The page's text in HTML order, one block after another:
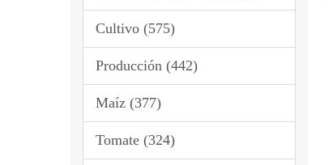
Cultivo (575)
Producción (442)
Maíz (377)
Tomate (324)